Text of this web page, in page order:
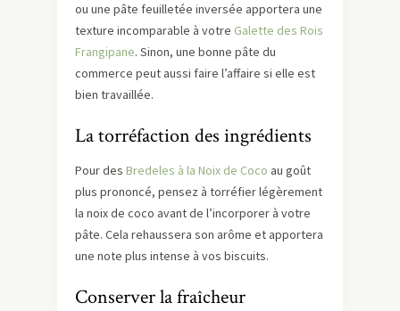
ou une pâte feuilletée inversée apportera une
texture incomparable à votre Galette des Rois
Frangipane. Sinon, une bonne pâte du
commerce peut aussi faire l’affaire si elle est
bien travaillée.
La torréfaction des ingrédients
Pour des Bredeles à la Noix de Coco au goût
plus prononcé, pensez à torréfier légèrement
la noix de coco avant de l’incorporer à votre
pâte. Cela rehaussera son arôme et apportera
une note plus intense à vos biscuits.
Conserver la fraîcheur